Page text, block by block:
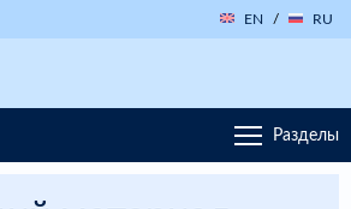
EN / RU
Разделы